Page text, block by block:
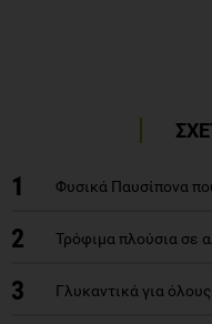
1 Φυσικά Παυσίπονα
2 Τρόφιμα πλούσια σε
3 Γλυκαντικά για